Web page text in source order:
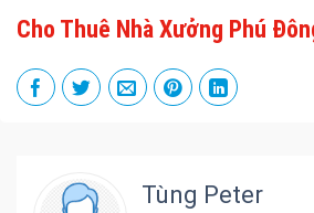
Cho Thuê Nhà Xưởng Phú
Tùng Peter